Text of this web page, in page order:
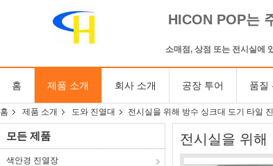
HICON POP는
소매점, 상점 또는 전시실에
홈 제품 소개 회사 소개 공장 투어 품질
홈 제품 소개 도와 진열대 전시실을 위해 방수 싱크대 도기 타일
모든 제품
색안경 진열장
전시실을 위해